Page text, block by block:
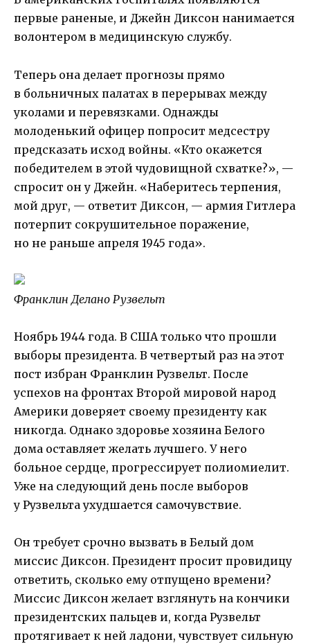
первые раненые, и Джейн Диксон нанимается
волонтером в медицинскую службу.
Теперь она делает прогнозы прямо
в больничных палатах в перерывах между
уколами и перевязками. Однажды
молоденький офицер попросит медсестру
предсказать исход войны. «Кто окажется
победителем в этой чудовищной схватке?», —
спросит он у Джейн. «Наберитесь терпения,
мой друг, — ответит Диксон, — армия Гитлера
потерпит сокрушительное поражение,
но не раньше апреля 1945 года».
Франклин Делано Рузвельт
Ноябрь 1944 года. В США только что прошли
выборы президента. В четвертый раз на этот
пост избран Франклин Рузвельт. После
успехов на фронтах Второй мировой народ
Америки доверяет своему президенту как
никогда. Однако здоровье хозяина Белого
дома оставляет желать лучшего. У него
больное сердце, прогрессирует полиомиелит.
Уже на следующий день после выборов
у Рузвельта ухудшается самочувствие.
Он требует срочно вызвать в Белый дом
миссис Диксон. Президент просит провидицу
ответить, сколько ему отпущено времени?
Миссис Диксон желает взглянуть на кончики
президентских пальцев и, когда Рузвельт
протягивает к ней ладони, чувствует сильную